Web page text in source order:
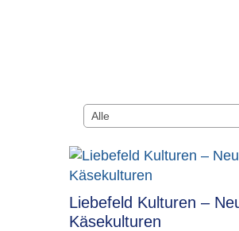
Liebefeld Kulturen –
Käsekulturen